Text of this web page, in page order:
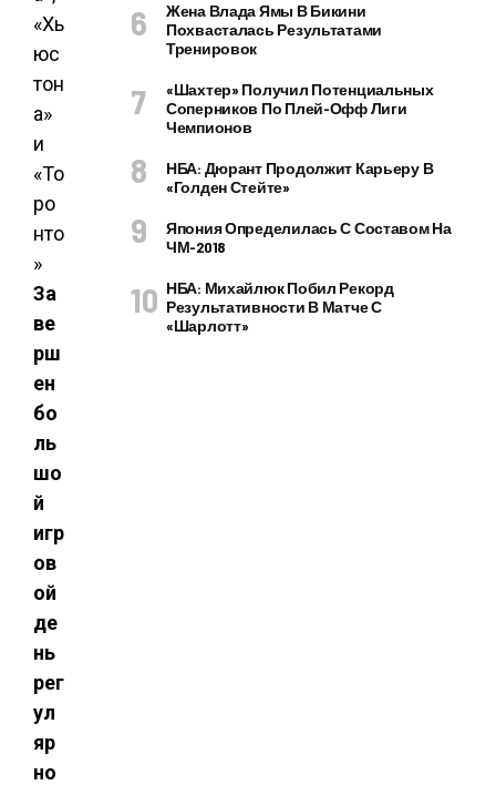
За
ве
рш
ен
бо
ль
шо
й
игр
ов
ой
де
нь
рег
ул
яр
но
Жена Влада Ямы В Бикини
Похвасталась Результатами
Тренировок
«Шахтер» Получил Потенциальных
Соперников По Плей-Офф Лиги
Чемпионов
НБА: Дюрант Продолжит Карьеру В
«Голден Стейте»
Япония Определилась С Составом На
ЧМ-2018
НБА: Михайлюк Побил Рекорд
Результативности В Матче С
«Шарлотт»